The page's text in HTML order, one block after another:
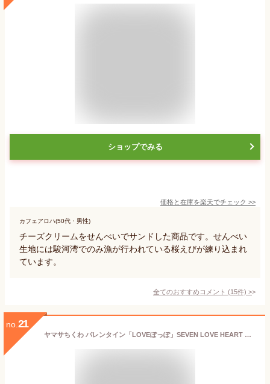
ショップでみる
価格と在庫を楽天でチェック >>
カフェアロハ(50代・男性)
チーズクリームをせんべいでサンドした商品です。せんべい
生地には駿河湾でのみ漁が行われている桜えびが練り込まれ
ています。
全てのおすすめコメント (15件) >
no. 21
ヤマサちくわ バレンタイン「LOVEぽっぽ」SEVEN LOVE HEART 食べ比べセット【配達期間:2/4～2/15】(ヤマサのちくわ ヤマサ ちくわ 練り物 土産 お土産 ご当地 老舗 おつまみ グルメ ギフト 贈答 人気 ハート ぽっぽ チョコ以外 甘くない 夫 本命 男性 バレンタインデー 義理)